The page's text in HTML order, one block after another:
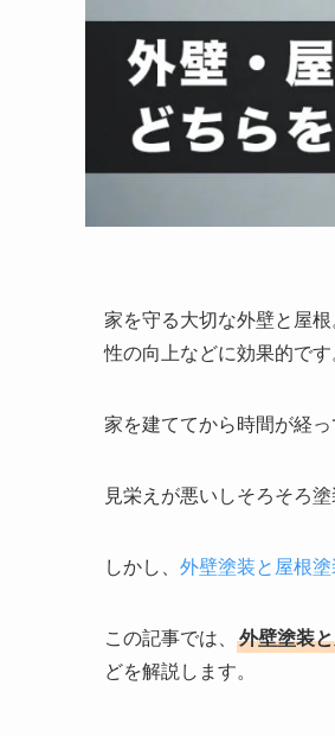
家を守る大切な外壁と屋
性の向上などに効果的です
家を建ててから時間が経
見栄えが悪いしそろそろ
しかし、 外壁塗装と屋根
この記事では、 外壁塗装
どを解説します。